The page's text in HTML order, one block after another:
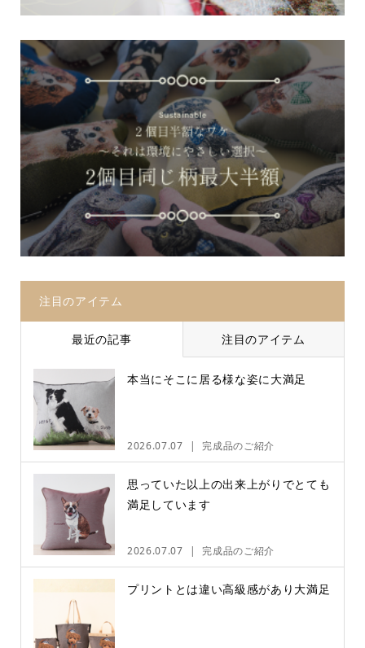
注目のアイテム
最近の記事 注目のアイテム
本当にそこに居る様な姿に大満足
2026.07.07 完成品のご紹介
思っていた以上の出来上がりでとても
満足しています
2026.07.07 完成品のご紹介
プリントとは違い高級感があり大満足